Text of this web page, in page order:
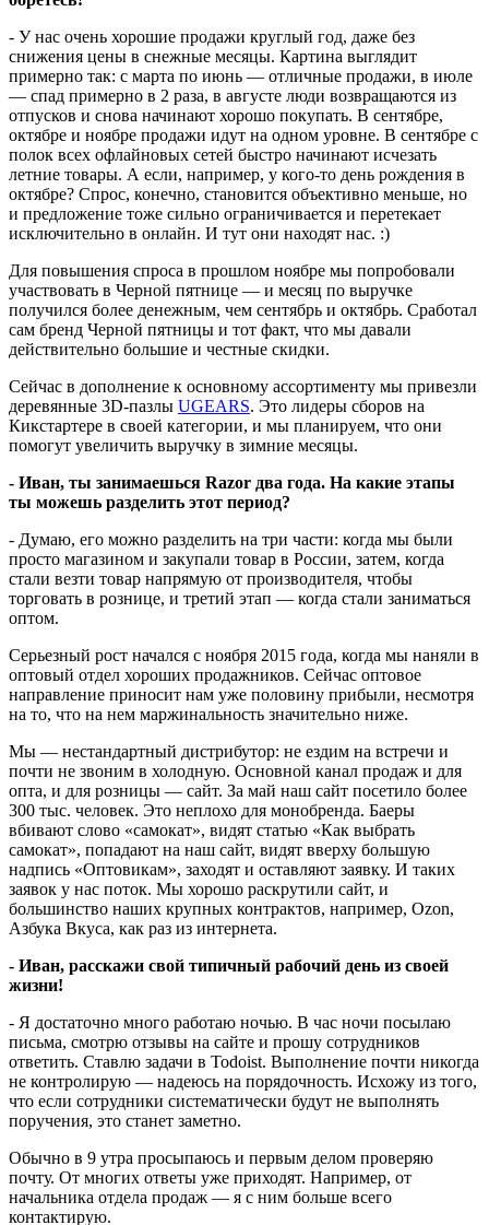
- У нас очень хорошие продажи круглый год, даже без
снижения цены в снежные месяцы. Картина выглядит
примерно так: с марта по июнь — отличные продажи, в июле
— спад примерно в 2 раза, в августе люди возвращаются из
отпусков и снова начинают хорошо покупать. В сентябре,
октябре и ноябре продажи идут на одном уровне. В сентябре с
полок всех офлайновых сетей быстро начинают исчезать
летние товары. А если, например, у кого-то день рождения в
октябре? Спрос, конечно, становится объективно меньше, но
и предложение тоже сильно ограничивается и перетекает
исключительно в онлайн. И тут они находят нас. :)
Для повышения спроса в прошлом ноябре мы попробовали
участвовать в Черной пятнице — и месяц по выручке
получился более денежным, чем сентябрь и октябрь. Сработал
сам бренд Черной пятницы и тот факт, что мы давали
действительно большие и честные скидки.
Сейчас в дополнение к основному ассортименту мы привезли
деревянные 3D-пазлы UGEARS. Это лидеры сборов на
Кикстартере в своей категории, и мы планируем, что они
помогут увеличить выручку в зимние месяцы.
- Иван, ты занимаешься Razor два года. На какие этапы
ты можешь разделить этот период?
- Думаю, его можно разделить на три части: когда мы были
просто магазином и закупали товар в России, затем, когда
стали везти товар напрямую от производителя, чтобы
торговать в рознице, и третий этап — когда стали заниматься
оптом.
Серьезный рост начался с ноября 2015 года, когда мы наняли в
оптовый отдел хороших продажников. Сейчас оптовое
направление приносит нам уже половину прибыли, несмотря
на то, что на нем маржинальность значительно ниже.
Мы — нестандартный дистрибутор: не ездим на встречи и
почти не звоним в холодную. Основной канал продаж и для
опта, и для розницы — сайт. За май наш сайт посетило более
300 тыс. человек. Это неплохо для монобренда. Баеры
вбивают слово «самокат», видят статью «Как выбрать
самокат», попадают на наш сайт, видят вверху большую
надпись «Оптовикам», заходят и оставляют заявку. И таких
заявок у нас поток. Мы хорошо раскрутили сайт, и
большинство наших крупных контрактов, например, Ozon,
Азбука Вкуса, как раз из интернета.
- Иван, расскажи свой типичный рабочий день из своей
жизни!
- Я достаточно много работаю ночью. В час ночи посылаю
письма, смотрю отзывы на сайте и прошу сотрудников
ответить. Ставлю задачи в Todoist. Выполнение почти никогда
не контролирую — надеюсь на порядочность. Исхожу из того,
что если сотрудники систематически будут не выполнять
поручения, это станет заметно.
Обычно в 9 утра просыпаюсь и первым делом проверяю
почту. От многих ответы уже приходят. Например, от
начальника отдела продаж — я с ним больше всего
контактирую.